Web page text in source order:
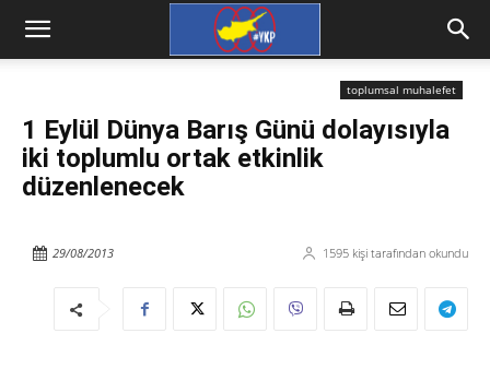
toplumsal muhalefet
1 Eylül Dünya Barış Günü dolayısıyla
iki toplumlu ortak etkinlik
düzenlenecek
1595 kişi tarafından okundu
29/08/2013